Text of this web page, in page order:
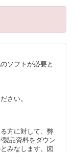
ソフトが必要と
さい。
方に対して、弊
品資料をダウン
みなします。図